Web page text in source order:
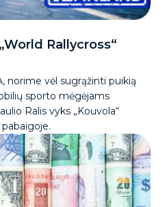
Rallycross“
norime vėl sugrąžinti puikią
sporto mėgėjams
Ralis vyks „Kouvola“